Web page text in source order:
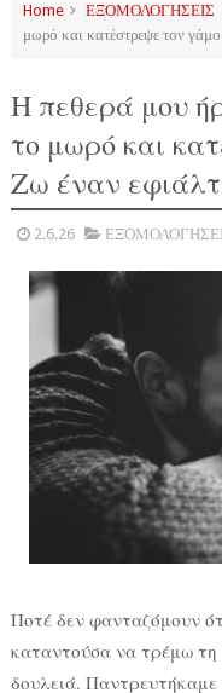
Home ΕΞΟΜΟΛΟΓΗΣΕΙΣ
μωρό και κατέστρεψε τον
Η πεθερά μου
το μωρό και
Ζω έναν
2.6.26
Ποτέ δεν φανταζόμουν
καταντούσα να τρέμω
δουλειά.